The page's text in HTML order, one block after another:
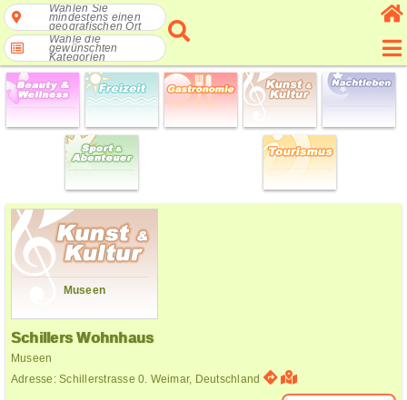
Wählen Sie
mindestens einen
geografischen Ort
Wähle die
gewünschten
Kategorien
Museen
Schillers Wohnhaus
Museen
Adresse: Schillerstrasse 0. Weimar, Deutschland